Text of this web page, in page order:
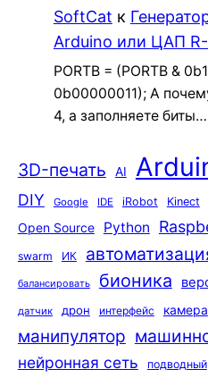
SoftCat к
Arduino или ЦАП
PORTB = (PORTB &
0b00000011); А
4, а заполняете биты…
3D-печать AI
DIY Google IDE iRobot Kinect
Open Source Python
swarm ИК
балансировать бионика
датчик дрон интерфейс камера
манипулятор
нейронная сеть подводный